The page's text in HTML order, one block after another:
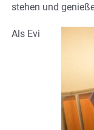
stehen und
Als Evi